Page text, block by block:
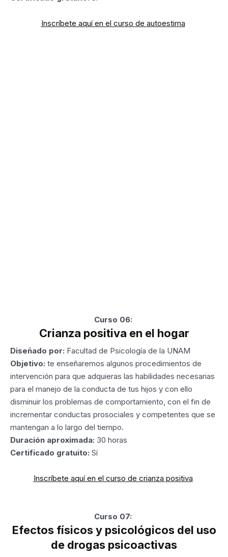
Inscríbete aquí en el curso de autoestima
Curso 06:
Crianza positiva en el hogar
Diseñado por: Facultad de Psicología de la UNAM
Objetivo: te enseñaremos algunos procedimientos de
intervención para que adquieras las habilidades necesarias
para el manejo de la conducta de tus hijos y con ello
disminuir los problemas de comportamiento, con el fin de
incrementar conductas prosociales y competentes que se
mantengan a lo largo del tiempo.
Duración aproximada: 30 horas
Certificado gratuito: Sí
Inscríbete aquí en el curso de crianza positiva
Curso 07:
Efectos físicos y psicológicos del uso
de drogas psicoactivas